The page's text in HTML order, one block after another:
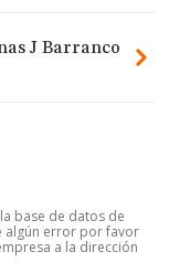
J Barranco
base de datos de
algún error por favor
a la dirección